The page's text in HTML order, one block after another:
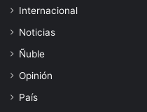
Internacional
Noticias
Ñuble
Opinión
País